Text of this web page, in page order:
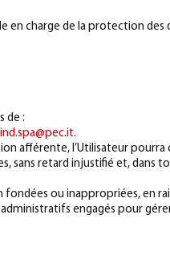
en charge de la protection des
de :
.
afférente, l’Utilisateur
sans retard injustifié et, dans
fondées ou inappropriées, en
engagés pour